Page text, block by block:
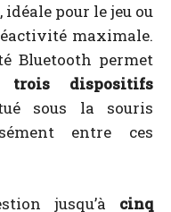
pour le jeu ou
maximale.
Bluetooth permet
trois dispositifs
sous la souris
entre ces
jusqu’à cinq